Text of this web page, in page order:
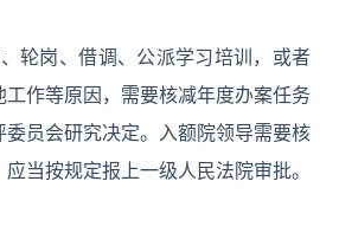
轮岗、借调、公派学习培训，或者
作等原因，需要核减年度办案任务
委员会研究决定。入额院领导需要核
当按规定报上一级人民法院审批。